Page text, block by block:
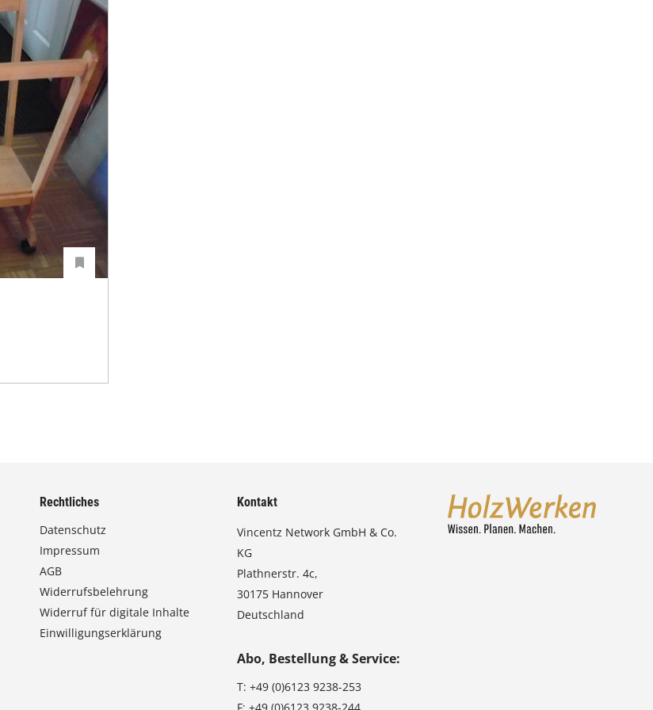
Rechtliches
Datenschutz
Impressum
AGB
Widerrufsbelehrung
Widerruf für digitale Inhalte
Einwilligungserklärung
Kontakt
Vincentz Network GmbH & Co.
KG
Plathnerstr. 4c,
30175 Hannover
Deutschland
Abo, Bestellung & Service:
T:+49 (0)6123 9238-253